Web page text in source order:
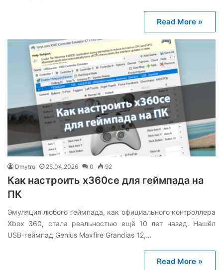
Read More »
Dmytro 25.04.2026 0 92
Как настроить x360ce для геймпада на
ПК
Эмуляция любого геймпада, как официального контроллера
Xbox 360, стала реальностью ещё 10 лет назад. Нашёл
USB-геймпад Genius Maxfire Grandias 12,…
Read More »